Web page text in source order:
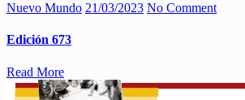
Nuevo Mundo 21/03/2023 No Comment
Edición 673
Read More